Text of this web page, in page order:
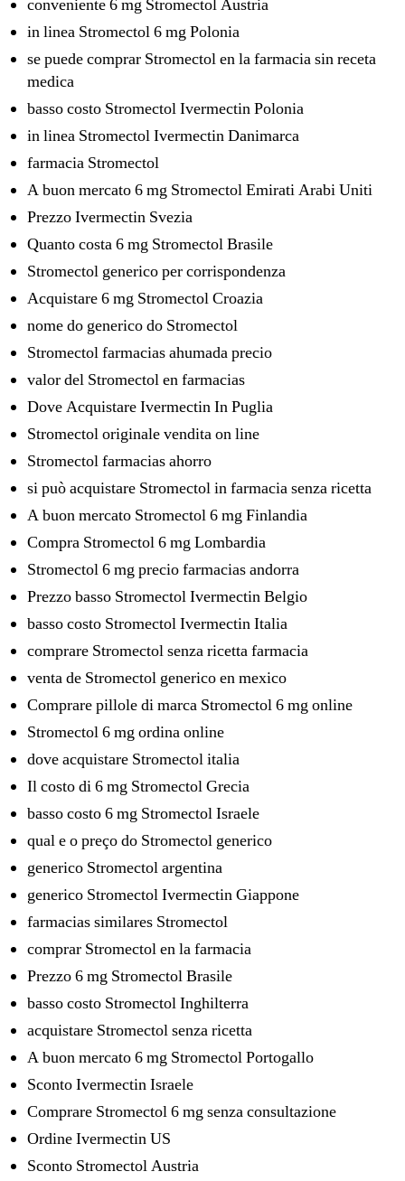
conveniente 6 mg Stromectol Austria
in linea Stromectol 6 mg Polonia
se puede comprar Stromectol en la farmacia sin receta
medica
basso costo Stromectol Ivermectin Polonia
in linea Stromectol Ivermectin Danimarca
farmacia Stromectol
A buon mercato 6 mg Stromectol Emirati Arabi Uniti
Prezzo Ivermectin Svezia
Quanto costa 6 mg Stromectol Brasile
Stromectol generico per corrispondenza
Acquistare 6 mg Stromectol Croazia
nome do generico do Stromectol
Stromectol farmacias ahumada precio
valor del Stromectol en farmacias
Dove Acquistare Ivermectin In Puglia
Stromectol originale vendita on line
Stromectol farmacias ahorro
si può acquistare Stromectol in farmacia senza ricetta
A buon mercato Stromectol 6 mg Finlandia
Compra Stromectol 6 mg Lombardia
Stromectol 6 mg precio farmacias andorra
Prezzo basso Stromectol Ivermectin Belgio
basso costo Stromectol Ivermectin Italia
comprare Stromectol senza ricetta farmacia
venta de Stromectol generico en mexico
Comprare pillole di marca Stromectol 6 mg online
Stromectol 6 mg ordina online
dove acquistare Stromectol italia
Il costo di 6 mg Stromectol Grecia
basso costo 6 mg Stromectol Israele
qual e o preço do Stromectol generico
generico Stromectol argentina
generico Stromectol Ivermectin Giappone
farmacias similares Stromectol
comprar Stromectol en la farmacia
Prezzo 6 mg Stromectol Brasile
basso costo Stromectol Inghilterra
acquistare Stromectol senza ricetta
A buon mercato 6 mg Stromectol Portogallo
Sconto Ivermectin Israele
Comprare Stromectol 6 mg senza consultazione
Ordine Ivermectin US
Sconto Stromectol Austria